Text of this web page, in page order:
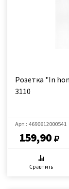
Розетка "In
3110
Арт.: 4690612000541
159,90
Сравнить